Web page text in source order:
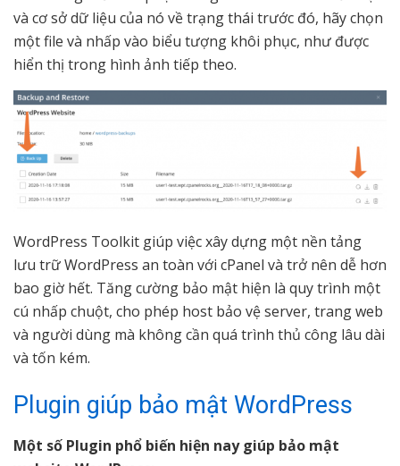
và cơ sở dữ liệu của nó về trạng thái trước đó, hãy chọn
một file và nhấp vào biểu tượng khôi phục, như được
hiển thị trong hình ảnh tiếp theo.
WordPress Toolkit giúp việc xây dựng một nền tảng
lưu trữ WordPress an toàn với cPanel và trở nên dễ hơn
bao giờ hết. Tăng cường bảo mật hiện là quy trình một
cú nhấp chuột, cho phép host bảo vệ server, trang web
và người dùng mà không cần quá trình thủ công lâu dài
và tốn kém.
Plugin giúp bảo mật WordPress
Một số Plugin phổ biến hiện nay giúp bảo mật